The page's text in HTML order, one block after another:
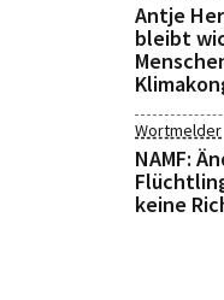
Antje
bleibt
Wortmelder
NAMF:
keine